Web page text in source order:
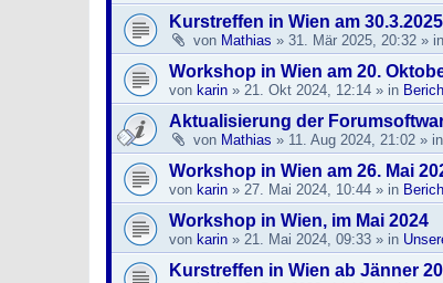
Kurstreffen in Wien am 30.3.2025
von Mathias » 31. Mär 2025, 20:32 » in
Workshop in Wien am 20.
von karin » 21. Okt 2024, 12:14 » in
Aktualisierung der
von Mathias » 11. Aug 2024, 21:02 » in
Workshop in Wien am 26. Mai
von karin » 27. Mai 2024, 10:44 » in
Workshop in Wien, im Mai 2024
von karin » 21. Mai 2024, 09:33 » in
Kurstreffen in Wien ab Jänner